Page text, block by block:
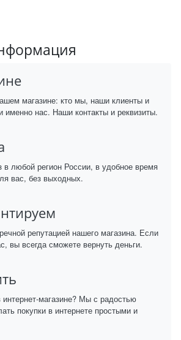
магазине: кто мы, наши клиенты и
именно нас. Наши контакты и реквизиты.
в любой регион России, в удобное время
вас, без выходных.
репутацией нашего магазина. Если
вы всегда сможете вернуть деньги.
магазине? Мы с радостью
покупки в интернете простыми и